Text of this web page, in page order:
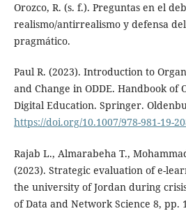
Orozco, R. (s. f.). Preguntas en el
realismo/antirrealismo y defensa
pragmático.
Paul R. (2023). Introduction to
and Change in ODDE. Handbook of
Digital Education. Springer.
https://doi.org/10.1007/978-981-19-
Rajab L., Almarabeha T.,
(2023). Strategic evaluation of e-
the university of Jordan during
of Data and Network Science 8, pp.